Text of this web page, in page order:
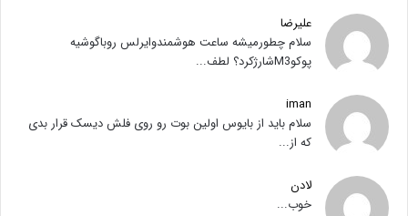
علیرضا
سلام چطورمیشه ساعت هوشمندوایرلس روباگوشیه
پوکوM3شارژکرد؟ لطف...
iman
سلام باید از بایوس اولین بوت رو روی فلش دیسک قرار بدی
که از...
لادن
خوب...